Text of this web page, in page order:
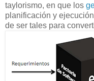
taylorismo, en que los
planificación y
de ser tales para